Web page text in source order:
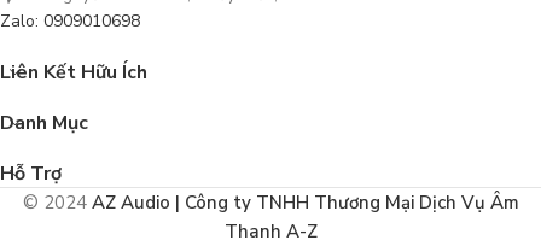
Zalo: 0909010698
Liên Kết Hữu Ích
Danh Mục
Hỗ Trợ
© 2024 AZ Audio | Công ty TNHH Thương Mại Dịch Vụ Âm
Thanh A-Z